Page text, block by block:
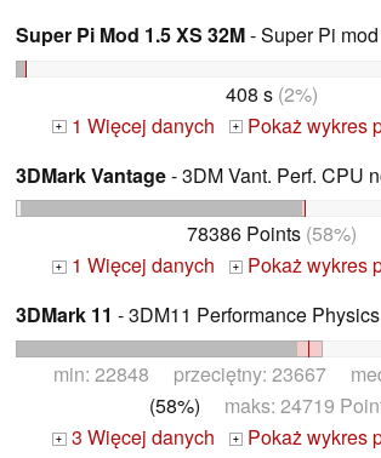
Super Pi Mod 1.5 XS 32M- Super Pi
408 s (2%)
+ 1 Więcej danych +
Pokaż wykres
3DMark Vantage- 3DM Vant. Perf. CPU
78386 Points (58%)
+ 1 Więcej danych +
Pokaż wykres
3DMark 11 - 3DM11 Performance Physics
min: 22848 przeciętny: 23667
(58%) maks: 24719
+ 3 Więcej danych +
Pokaż wykres